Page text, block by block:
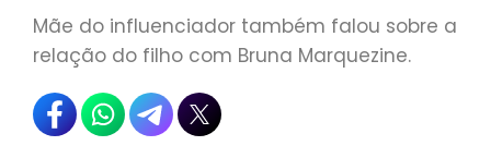
Mãe do influenciador também falou sobre a
relação do filho com Bruna Marquezine.